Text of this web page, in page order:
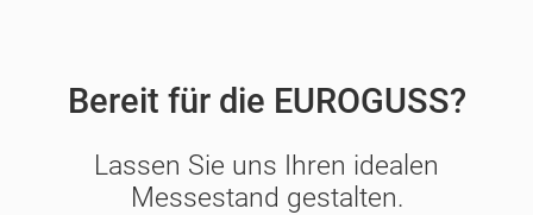
Bereit für die EUROGUSS?
Lassen Sie uns Ihren idealen
Messestand gestalten.